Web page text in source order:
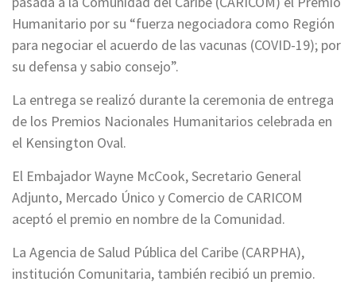
Humanitario por su “fuerza negociadora como Región
para negociar el acuerdo de las vacunas (COVID-19); por
su defensa y sabio consejo”.
La entrega se realizó durante la ceremonia de entrega
de los Premios Nacionales Humanitarios celebrada en
el Kensington Oval.
El Embajador Wayne McCook, Secretario General
Adjunto, Mercado Único y Comercio de CARICOM
aceptó el premio en nombre de la Comunidad.
La Agencia de Salud Pública del Caribe (CARPHA),
institución Comunitaria, también recibió un premio.